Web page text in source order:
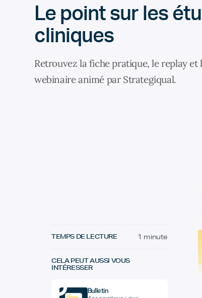
Le point sur les
cliniques
Retrouvez la fiche pratique, le replay
webinaire animé par Strategiqual.
TEMPS DE LECTURE 1 minute
CELA PEUT AUSSI VOUS
INTÉRESSER
Bulletin